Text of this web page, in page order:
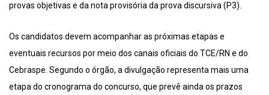
provas objetivas e da nota provisória da prova discursiva (P3).
Os candidatos devem acompanhar as próximas etapas e
eventuais recursos por meio dos canais oficiais do TCE/RN e do
Cebraspe. Segundo o órgão, a divulgação representa mais uma
etapa do cronograma do concurso, que prevê ainda os prazos